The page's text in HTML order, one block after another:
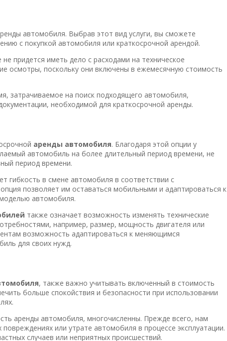
автомобиля. Выбрав этот вид услуги, вы сможете
с покупкой автомобиля или краткосрочной арендой.
придется иметь дело с расходами на техническое
осмотры, поскольку они включены в ежемесячную стоимость
затрачиваемое на поиск подходящего автомобиля,
необходимой для краткосрочной аренды.
аренды автомобиля. Благодаря этой опции у
автомобиль на более длительный период времени, не
период времени.
гибкость в смене автомобиля в соответствии с
позволяет им оставаться мобильными и адаптироваться к
автомобиля.
также означает возможность изменять технические
например, размер, мощность двигателя или
возможность адаптироваться к меняющимся
для своих нужд.
, также важно учитывать включенный в стоимость
больше спокойствия и безопасности при использовании
аренды автомобиля, многочисленны. Прежде всего, нам
или утрате автомобиля в процессе эксплуатации.
случаев или неприятных происшествий.